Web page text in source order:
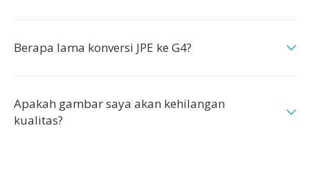
Berapa lama konversi JPE ke G4?
Apakah gambar saya akan kehilangan
kualitas?